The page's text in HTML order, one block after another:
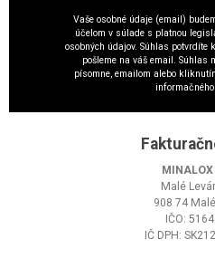
Vaše osobné údaje (email)
účelom v súlade s platnou
osobných údajov. Súhlas
pošleme na váš email. Súhlas
písomne, emailom alebo
informačného
Malé
908 74
IČO:
IČ DPH: